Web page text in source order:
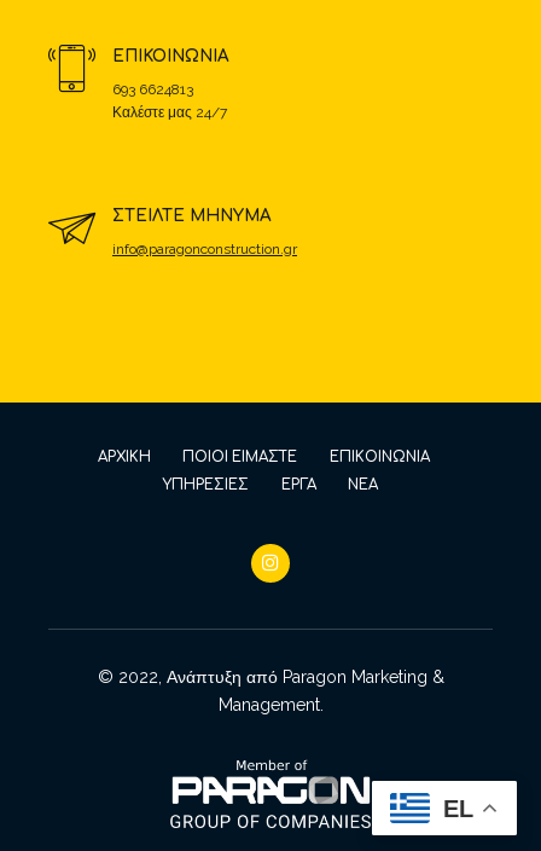
ΕΠΙΚΟΙΝΩΝΙΑ
693 6624813
Καλέστε μας 24/7
ΣΤΕΙΛΤΕ ΜΗΝΥΜΑ
info@paragonconstruction.gr
ΑΡΧΙΚΗ ΠΟΙΟΙ ΕΙΜΑΣΤΕ
ΕΠΙΚΟΙΝΩΝΙΑ
ΥΠΗΡΕΣΙΕΣ
ΕΡΓΑ ΝΕΑ
© 2022, Ανάπτυξη από Paragon Marketing &
Management.
EL